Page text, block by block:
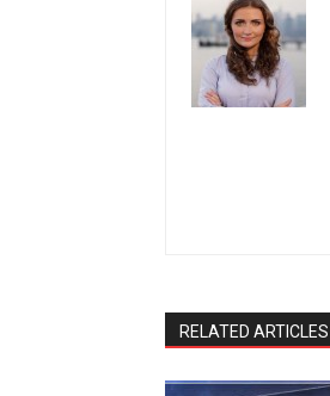
RELATED ARTICLES